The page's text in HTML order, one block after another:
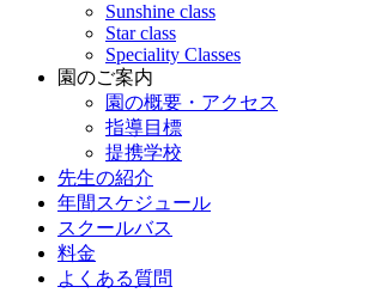
Sunshine class
Star class
Speciality Classes
園のご案内
園の概要・アクセス
指導目標
提携学校
先生の紹介
年間スケジュール
スクールバス
料金
よくある質問